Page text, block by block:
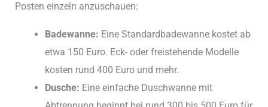
Posten einzeln anzuschauen:
Badewanne: Eine Standardbadewanne kostet ab
etwa 150 Euro. Eck- oder freistehende Modelle
kosten rund 400 Euro und mehr.
Dusche: Eine einfache Duschwanne mit